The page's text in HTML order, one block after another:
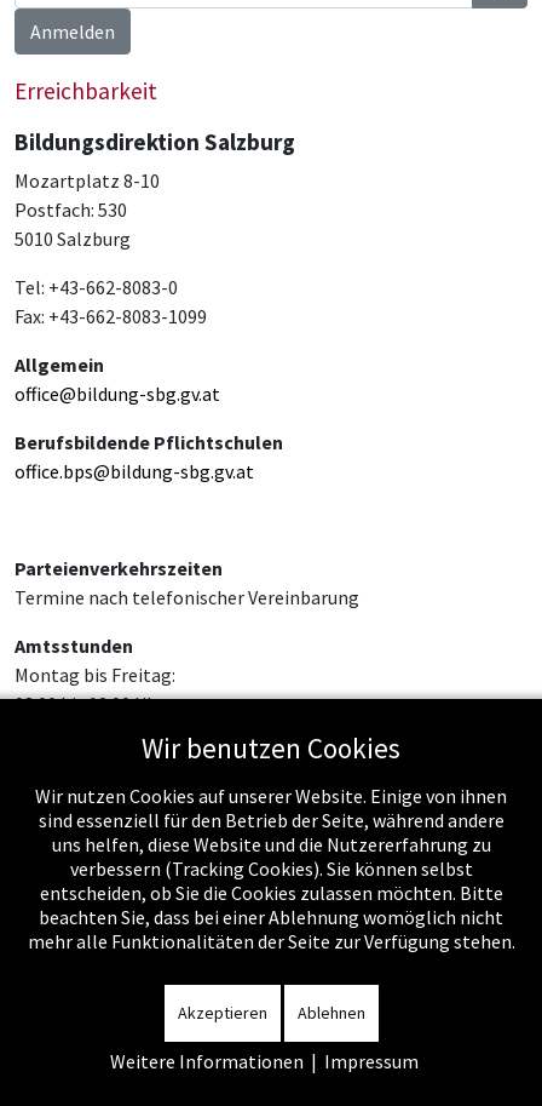
Anmelden
Erreichbarkeit
Bildungsdirektion Salzburg
Mozartplatz 8-10
Postfach: 530
5010 Salzburg
Tel: +43-662-8083-0
Fax: +43-662-8083-1099
Allgemein
office@bildung-sbg.gv.at
Berufsbildende Pflichtschulen
office.bps@bildung-sbg.gv.at
Parteienverkehrszeiten
Termine nach telefonischer Vereinbarung
Amtsstunden
Montag bis Freitag:
08:00 bis 12:00 Uhr
Wir benutzen Cookies
Wir nutzen Cookies auf unserer Website. Einige von ihnen
sind essenziell für den Betrieb der Seite, während andere
uns helfen, diese Website und die Nutzererfahrung zu
verbessern (Tracking Cookies). Sie können selbst
entscheiden, ob Sie die Cookies zulassen möchten. Bitte
beachten Sie, dass bei einer Ablehnung womöglich nicht
mehr alle Funktionalitäten der Seite zur Verfügung stehen.
Akzeptieren Ablehnen
Weitere Informationen | Impressum